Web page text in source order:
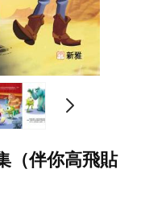
（伴你高飛貼